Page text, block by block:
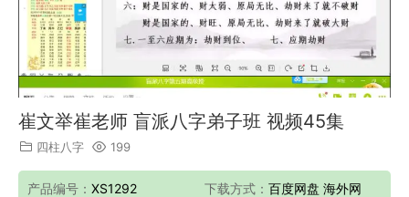
崔文举崔老师 盲派八字弟子班 视频45集
四柱八字 199
产品编号： XS1292 下载方式： 百度网盘 海外网